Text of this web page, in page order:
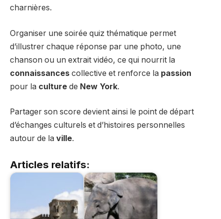
charnières.
Organiser une soirée quiz thématique permet
d’illustrer chaque réponse par une photo, une
chanson ou un extrait vidéo, ce qui nourrit la
connaissances collective et renforce la passion
pour la culture de New York.
Partager son score devient ainsi le point de départ
d’échanges culturels et d’histoires personnelles
autour de la ville.
Articles relatifs: